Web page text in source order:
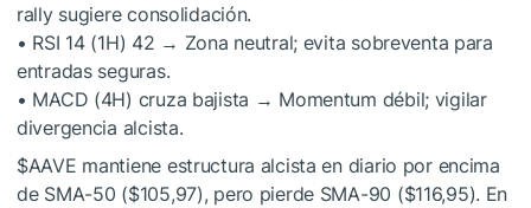
rally sugiere consolidación.
• RSI 14 (1H) 42 → Zona neutral; evita sobreventa para
entradas seguras.
• MACD (4H) cruza bajista → Momentum débil; vigilar
divergencia alcista.
$AAVE mantiene estructura alcista en diario por encima
de SMA-50 ($105,97), pero pierde SMA-90 ($116,95). En